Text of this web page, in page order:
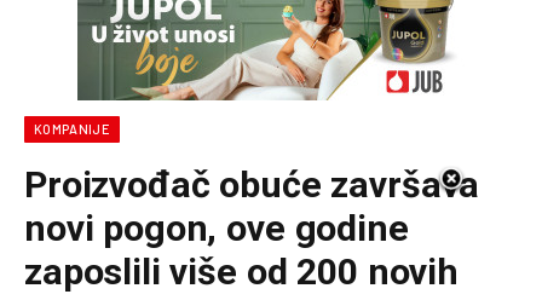
KOMPANIJE
Proizvođač obuće završava
novi pogon, ove godine
zaposlili više od 200 novih